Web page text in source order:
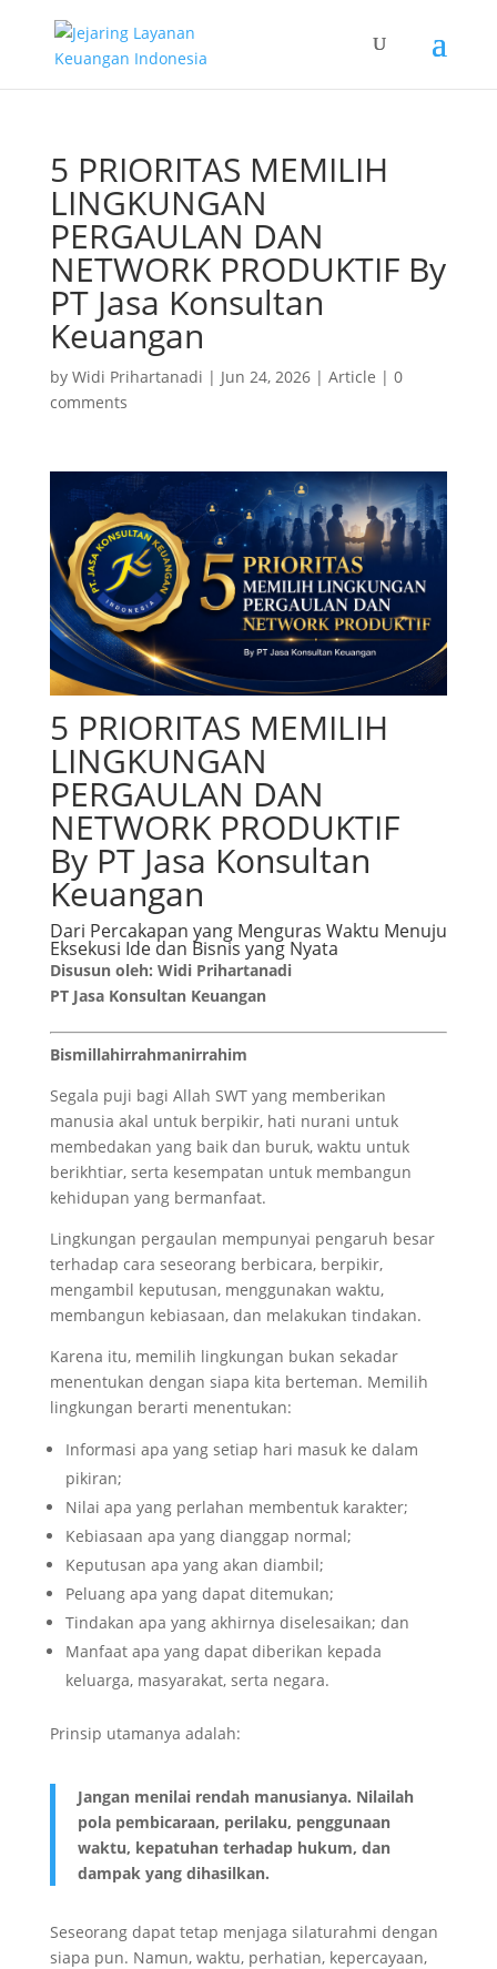
5 PRIORITAS MEMILIH
LINGKUNGAN
PERGAULAN DAN
NETWORK PRODUKTIF By
PT Jasa Konsultan
Keuangan
by Widi Prihartanadi | Jun 24, 2026| Article | 0
comments
5 PRIORITAS MEMILIH
LINGKUNGAN
PERGAULAN DAN
NETWORK PRODUKTIF
By PT Jasa Konsultan
Keuangan
Dari Percakapan yang Menguras Waktu Menuju
Eksekusi Ide dan Bisnis yang Nyata
Disusun oleh: Widi Prihartanadi
PT Jasa Konsultan Keuangan
Bismillahirrahmanirrahim
Segala puji bagi Allah SWT yang memberikan
manusia akal untuk berpikir, hati nurani untuk
membedakan yang baik dan buruk, waktu untuk
berikhtiar, serta kesempatan untuk membangun
kehidupan yang bermanfaat.
Lingkungan pergaulan mempunyai pengaruh besar
terhadap cara seseorang berbicara, berpikir,
mengambil keputusan, menggunakan waktu,
membangun kebiasaan, dan melakukan tindakan.
Karena itu, memilih lingkungan bukan sekadar
menentukan dengan siapa kita berteman. Memilih
lingkungan berarti menentukan:
Informasi apa yang setiap hari masuk ke dalam
pikiran;
Nilai apa yang perlahan membentuk karakter;
Kebiasaan apa yang dianggap normal;
Keputusan apa yang akan diambil;
Peluang apa yang dapat ditemukan;
Tindakan apa yang akhirnya diselesaikan; dan
Manfaat apa yang dapat diberikan kepada
keluarga, masyarakat, serta negara.
Prinsip utamanya adalah:
Jangan menilai rendah manusianya. Nilailah
pola pembicaraan, perilaku, penggunaan
waktu, kepatuhan terhadap hukum, dan
dampak yang dihasilkan.
Seseorang dapat tetap menjaga silaturahmi dengan
siapa pun. Namun, waktu, perhatian, kepercayaan,